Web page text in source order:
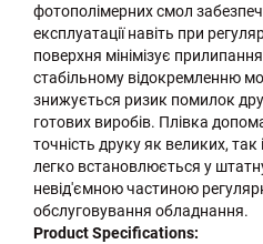
фотополімерних смол
експлуатації навіть при
поверхня мінімізує
стабільному відокремленню
знижується ризик помилок
готових виробів. Плівка
точність друку як великих, так
легко встановлюється у
невід'ємною частиною
обслуговування обладнання.
Product Specifications: